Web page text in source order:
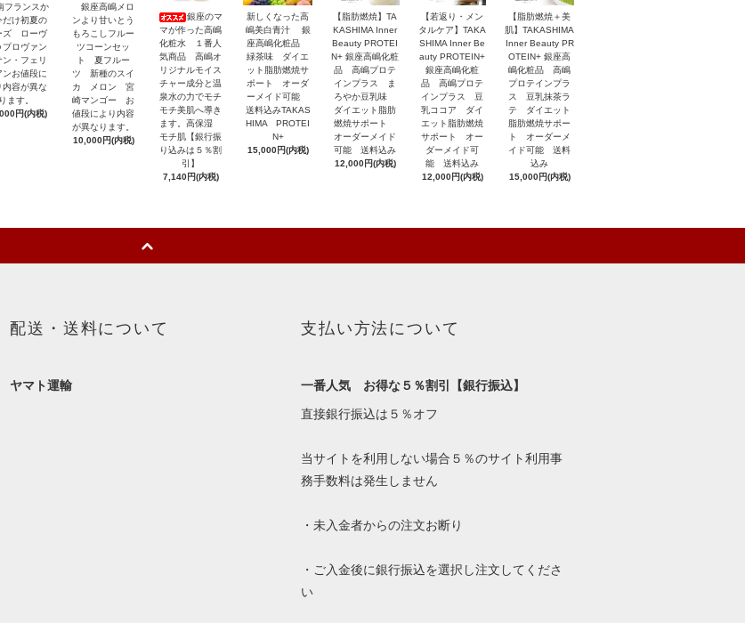
フランスか
だけ初夏の
ズ ローヴ
プロヴァン
ン・フェリ
ンお値段に
内容が異な
ります。
円(内税)
銀座高嶋メロ
ンより甘いとう
もろこしフルー
ツコーンセッ
ト 夏フルー
ツ 新種のスイ
カ メロン 宮
崎マンゴー お
値段により内容
が異なります。
10,000円(内税)
銀座のマ
マが作った高嶋
化粧水 １番人
気商品 高嶋オ
リジナルモイス
チャー成分と温
泉水の力でモチ
モチ美肌へ導き
ます。高保湿
モチ肌【銀行振
り込みは５％割
引】
7,140円(内税)
新しくなった高
嶋美白青汁 銀
座高嶋化粧品
緑茶味 ダイエ
ット脂肪燃焼サ
ポート オーダ
ーメイド可能
送料込みTAKAS
HIMA PROTEI
N+
15,000円(内税)
【脂肪燃焼】TA
KASHIMA Inner
Beauty PROTEI
N+ 銀座高嶋化粧
品 高嶋プロテ
インプラス ま
ろやか豆乳味
ダイエット脂肪
燃焼サポート
オーダーメイド
可能 送料込み
12,000円(内税)
【若返り・メン
タルケア】TAKA
SHIMA Inner Be
auty PROTEIN+
銀座高嶋化粧
品 高嶋プロテ
インプラス 豆
乳ココア ダイ
エット脂肪燃焼
サポート オー
ダーメイド可
能 送料込み
12,000円(内税)
【脂肪燃焼＋美
肌】TAKASHIMA
Inner Beauty PR
OTEIN+ 銀座高
嶋化粧品 高嶋
プロテインプラ
ス 豆乳抹茶ラ
テ ダイエット
脂肪燃焼サポー
ト オーダーメ
イド可能 送料
込み
15,000円(内税)
配送・送料について
ヤマト運輸
支払い方法について
一番人気 お得な５％割引【銀行振込】
直接銀行振込は５％オフ
当サイトを利用しない場合５％のサイト利用事
務手数料は発生しません
・未入金者からの注文お断り
・ご入金後に銀行振込を選択し注文してくださ
い